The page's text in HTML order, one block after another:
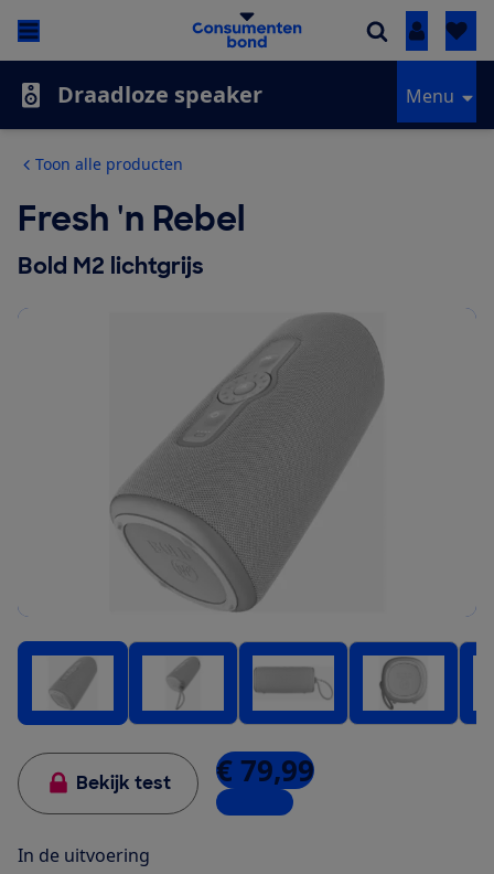
Inloggen
Draadloze speaker Menu
Toon alle producten
Fresh 'n Rebel
Bold M2 lichtgrijs
Bekijk test € 79,99
5 winkels
In de uitvoering